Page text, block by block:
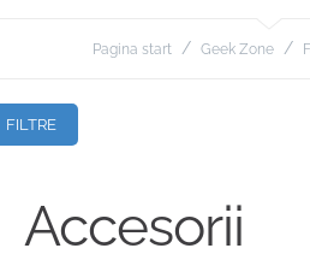
Pagina start / Geek Zone /
FILTRE
Accesorii